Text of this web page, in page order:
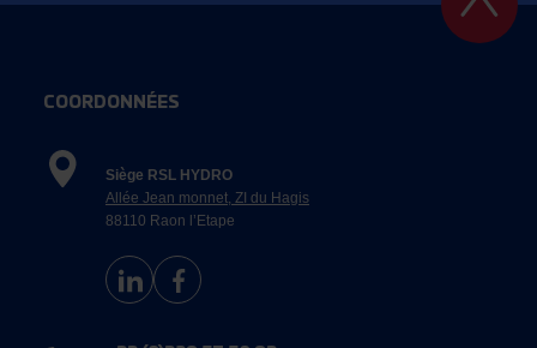
COORDONNÉES
Siège RSL HYDRO
Allée Jean monnet, ZI du Hagis
88110 Raon l’Etape